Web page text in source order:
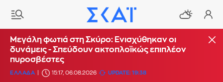
Μεγάλη φωτιά στη Σκύρο: Ενισχύθηκαν οι
δυνάμεις - Σπεύδουν ακτοπλοϊκώς επιπλέον
πυροσβέστες
ΕΛΛΑΔΑ 15:17, 06.08.2026 UPDATE: 19:38